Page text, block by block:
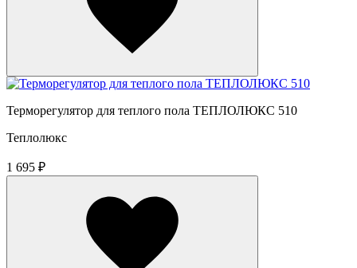
Терморегулятор для теплого пола ТЕПЛОЛЮКС 510
Теплолюкс
1 695 ₽